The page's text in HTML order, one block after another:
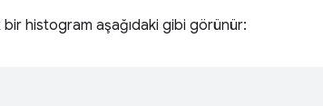
histogram aşağıdaki gibi görünür: